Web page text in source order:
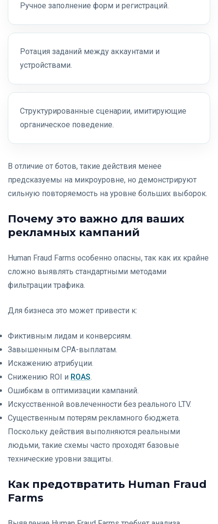
Ручное заполнение форм и регистраций.
Ротация заданий между аккаунтами и
устройствами.
Структурированные сценарии, имитирующие
органическое поведение.
В отличие от ботов, такие действия менее
предсказуемы на микроуровне, но демонстрируют
сильную повторяемость на уровне больших выборок.
Почему это важно для ваших
рекламных кампаний
Human Fraud Farms особенно опасны, так как их крайне
сложно выявлять стандартными методами
фильтрации трафика.
Для бизнеса это может привести к:
Фиктивным лидам и конверсиям.
Завышенным CPA-выплатам.
Искажению атрибуции.
Снижению ROI и ROAS.
Ошибкам в оптимизации кампаний.
Искусственной вовлеченности без реального LTV.
Существенным потерям рекламного бюджета.
Поскольку действия выполняются реальными
людьми, такие схемы часто проходят базовые
технические уровни защиты.
Как предотвратить Human Fraud
Farms